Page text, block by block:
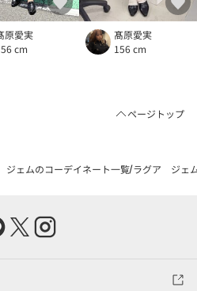
原愛実
cm
髙原愛実
156 cm
ページトップ
ェムのコーデイネート一覧 ラグア ジェ